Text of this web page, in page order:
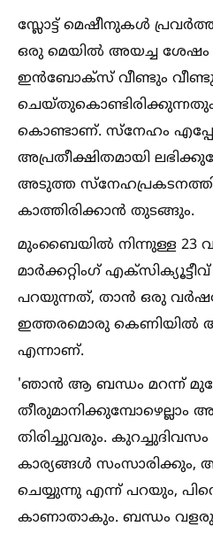
സ്ലോട്ട് മെഷീനുകള്‍
ഒരു മെയില്‍ അയച്ച
ഇന്‍ബോക്‌സ് വീണ്ടും
കൊണ്ടാണ്. സ്‌നേഹം
അപ്രതീക്ഷിതമായി
അടുത്ത
കാത്തിരിക്കാന്‍ തുടങ്ങും.
മുംബൈയില്‍ നിന്നുള്ള 23
മാര്‍ക്കറ്റിംഗ്
പറയുന്നത്, താന്‍ ഒരു
ഇത്തരമൊരു കെണിയില്‍
എന്നാണ്.
'ഞാന്‍ ആ ബന്ധം മറന്ന്
തീരുമാനിക്കുമ്പോഴെല്ലാം
തിരിച്ചുവരും.
കാര്യങ്ങള്‍ സംസാരിക്കും,
ചെയ്യുന്നു എന്ന് പറയും,
കാണാതാകും. ബന്ധം